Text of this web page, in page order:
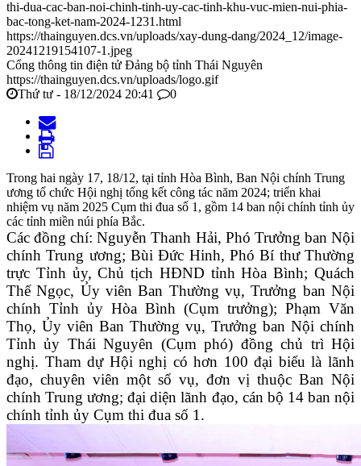
thi-dua-cac-ban-noi-chinh-tinh-uy-cac-tinh-khu-vuc-mien-nui-phia-
bac-tong-ket-nam-2024-1231.html
https://thainguyen.dcs.vn/uploads/xay-dung-dang/2024_12/image-
20241219154107-1.jpeg
Cổng thông tin điện tử Đảng bộ tỉnh Thái Nguyên
https://thainguyen.dcs.vn/uploads/logo.gif
Thứ tư - 18/12/2024 20:41
0
Trong hai ngày 17, 18/12, tại tỉnh Hòa Bình, Ban Nội chính Trung
ương tổ chức Hội nghị tổng kết công tác năm 2024; triển khai
nhiệm vụ năm 2025 Cụm thi đua số 1, gồm 14 ban nội chính tỉnh ủy
các tỉnh miền núi phía Bắc.
Các đồng chí: Nguyễn Thanh Hải, Phó Trưởng ban Nội
chính Trung ương; Bùi Đức Hinh, Phó Bí thư Thường
trực Tỉnh ủy, Chủ tịch HĐND tỉnh Hòa Bình; Quách
Thế Ngọc, Ủy viên Ban Thường vụ, Trưởng ban Nội
chính Tỉnh ủy Hòa Bình (Cụm trưởng); Phạm Văn
Thọ, Ủy viên Ban Thường vụ, Trưởng ban Nội chính
Tỉnh ủy Thái Nguyên (Cụm phó) đồng chủ trì Hội
nghị. Tham dự Hội nghị có hơn 100 đại biểu là lãnh
đạo, chuyên viên một số vụ, đơn vị thuộc Ban Nội
chính Trung ương; đại diện lãnh đạo, cán bộ 14 ban nội
chính tỉnh ủy Cụm thi đua số 1.